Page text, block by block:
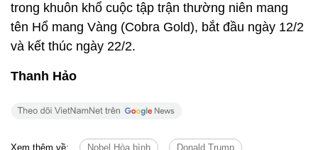
trong khuôn khổ cuộc tập trận thường niên mang
tên Hổ mang Vàng (Cobra Gold), bắt đầu ngày 12/2
và kết thúc ngày 22/2.
Thanh Hảo
Xem thêm về: Nobel Hòa bình Donald Trump